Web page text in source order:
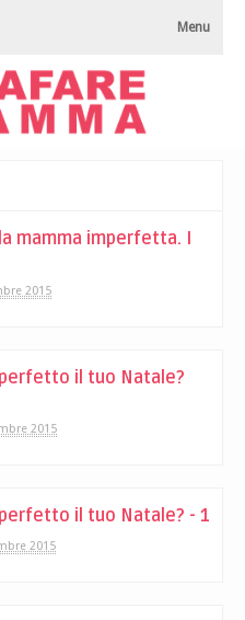
Menu
mamma imperfetta. I
2015
il tuo Natale?
2015
il tuo Natale? - 1
2015